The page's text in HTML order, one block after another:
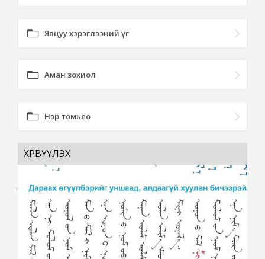
Явцуу хэрэглээний үг
Аман зохиол
Нэр томьёо
ХӨРВҮҮЛЭХ